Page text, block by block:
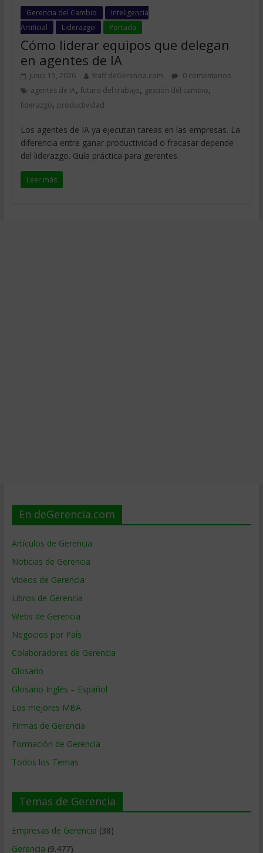
Gerencia del Cambio
Inteligencia
Artificial
Liderazgo Portada
Cómo liderar equipos que delegan
en agentes de IA
junio 15, 2026 Staff deGerencia.com
0 comentarios
agentes de IA, futuro del trabajo, gestión del cambio,
liderazgo, productividad
Los agentes de IA ya ejecutan tareas en las empresas. La
diferencia entre ganar productividad o fracasar depende
del liderazgo. Guía práctica para gerentes.
Leer más
En deGerencia.com
Artículos de Gerencia
Noticias de Gerencia
Videos de Gerencia
Libros de Gerencia
Webs de Gerencia
Negocios por País
Colaboradores de Gerencia
Glosario
Glosario Inglés – Español
Los mejores MBA
Firmas de Gerencia
Formación de Gerencia
Todos los Temas
Temas de Gerencia
Empresas de Gerencia (38)
Gerencia (9.477)